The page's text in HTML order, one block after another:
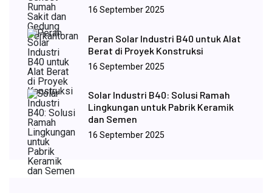
16 September 2025
Peran Solar Industri B40 untuk Alat
Berat di Proyek Konstruksi
16 September 2025
Solar Industri B40: Solusi Ramah
Lingkungan untuk Pabrik Keramik
dan Semen
16 September 2025